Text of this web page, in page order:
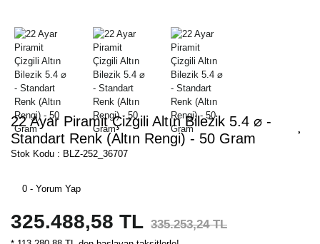
22 Ayar Piramit Çizgili Altın Bilezik 5.4 ⌀ -
Standart Renk (Altın Rengi) - 50 Gram
Stok Kodu : BLZ-252_36707
0 - Yorum Yap
325.488,58 TL 335.253,24 TL